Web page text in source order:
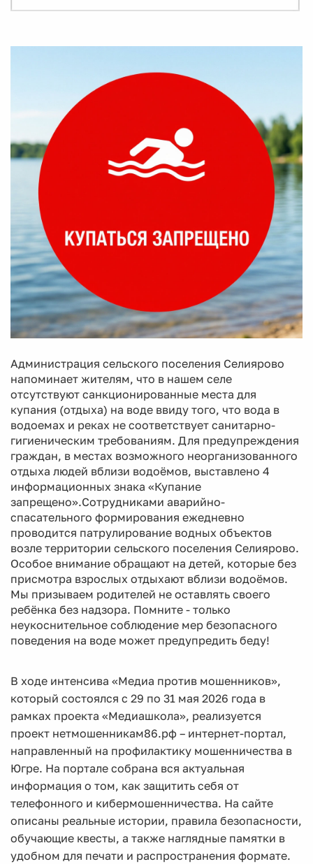
Администрация сельского поселения Селиярово
напоминает жителям, что в нашем селе
отсутствуют санкционированные места для
купания (отдыха) на воде ввиду того, что вода в
водоемах и реках не соответствует санитарно-
гигиеническим требованиям. Для предупреждения
граждан, в местах возможного неорганизованного
отдыха людей вблизи водоёмов, выставлено 4
информационных знака «Купание
запрещено».Сотрудниками аварийно-
спасательного формирования ежедневно
проводится патрулирование водных объектов
возле территории сельского поселения Селиярово.
Особое внимание обращают на детей, которые без
присмотра взрослых отдыхают вблизи водоёмов.
Мы призываем родителей не оставлять своего
ребёнка без надзора. Помните - только
неукоснительное соблюдение мер безопасного
поведения на воде может предупредить беду!
В ходе интенсива «Медиа против мошенников»,
который состоялся с 29 по 31 мая 2026 года в
рамках проекта «Медиашкола», реализуется
проект нетмошенникам86.рф – интернет-портал,
направленный на профилактику мошенничества в
Югре. На портале собрана вся актуальная
информация о том, как защитить себя от
телефонного и кибермошенничества. На сайте
описаны реальные истории, правила безопасности,
обучающие квесты, а также наглядные памятки в
удобном для печати и распространения формате.